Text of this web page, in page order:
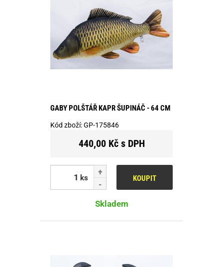
GABY POLŠTÁŘ KAPR ŠUPINÁČ - 64 CM
Kód zboží:GP-175846
440,00 Kč s DPH
ks KOUPIT
Skladem